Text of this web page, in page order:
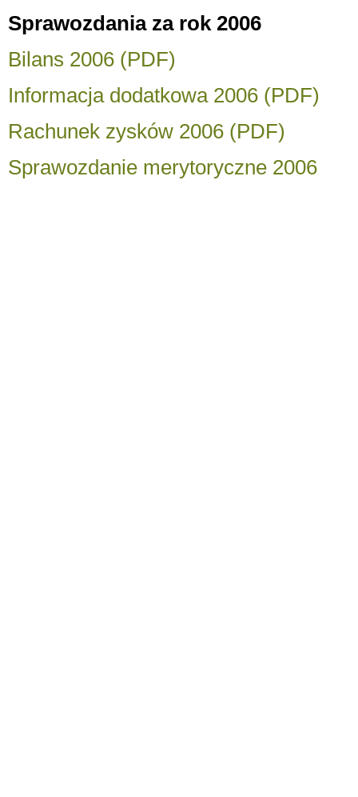
Sprawozdania za rok 2006
Bilans 2006 (PDF)
Informacja dodatkowa 2006 (PDF)
Rachunek zysków 2006 (PDF)
Sprawozdanie merytoryczne 2006